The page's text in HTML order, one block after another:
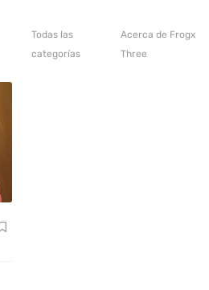
Todas las
categorías
Acerca de Frogx
Three